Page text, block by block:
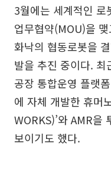
3월에는 세계적인 로
업무협약(MOU)을
화낙의 협동로봇을
발을 추진 중이다. 최
공장 통합운영 플랫
에 자체 개발한 휴머
WORKS)’와 AMR을
보이기도 했다.